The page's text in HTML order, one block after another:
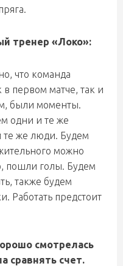
тренер «Локо»:
что команда
первом матче, так и
были моменты.
одни и те же
те же люди. Будем
можно
пошли голы. Будем
также будем
Работать предстоит
смотрелась
сравнять счет.